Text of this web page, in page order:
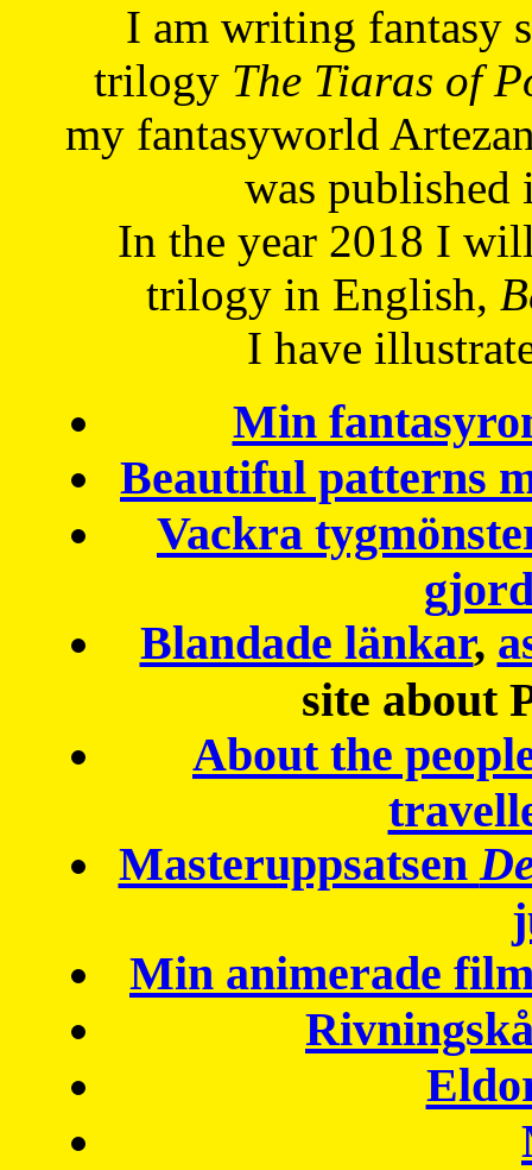
I am writing fantasy
trilogy The Tiaras of
my fantasyworld
was published
In the year 2018 I
trilogy in English,
I have
Min
Beautiful patterns
Vackra
Blandade länkar,
site about
About the
Masteruppsatsen
Min animerade